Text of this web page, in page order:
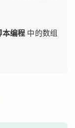
本编程 中的数组